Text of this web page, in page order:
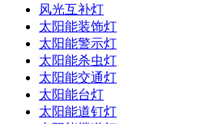
风光互补灯
太阳能装饰灯
太阳能警示灯
太阳能杀虫灯
太阳能交通灯
太阳能台灯
太阳能道钉灯